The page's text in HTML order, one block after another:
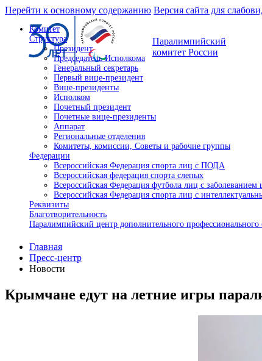
Перейти к основному содержанию Версия сайта для
Паралимпийский
комитет России
Комитет
Структура
Президент
Председатель Исполкома
Генеральный секретарь
Первый вице-президент
Вице-президенты
Исполком
Почетный президент
Почетные вице-президенты
Аппарат
Региональные отделения
Комитеты, комиссии, Советы и рабочие группы
Федерации
Всероссийская Федерация спорта лиц с ПОДА
Всероссийская федерация спорта слепых
Всероссийская Федерация футбола лиц с
Всероссийская Федерация спорта лиц с
Реквизиты
Благотворительность
Паралимпийский центр дополнительного профессионального
Главная
Пресс-центр
Новости
Крымчане едут на летние игры